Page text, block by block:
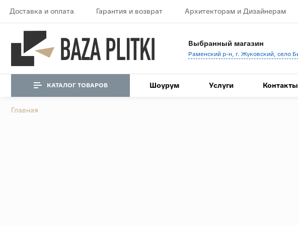
Доставка и оплата Гарантия и возврат Архитекторам и Дизайнерам
Выбранный магазин
КАТАЛОГ ТОВАРОВ Шоурум Услуги Контакты
Главная